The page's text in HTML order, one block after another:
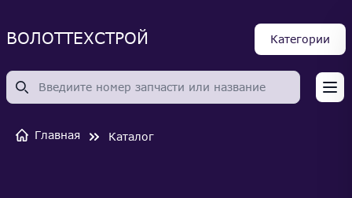
ВОЛОТТЕХСТРОЙ Категории
Главная Каталог